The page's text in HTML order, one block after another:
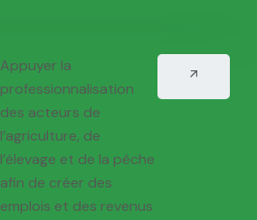
Appuyer la
professionnalisation
des acteurs de
l’agriculture, de
l’élevage et de la pêche
afin de créer des
emplois et des revenus